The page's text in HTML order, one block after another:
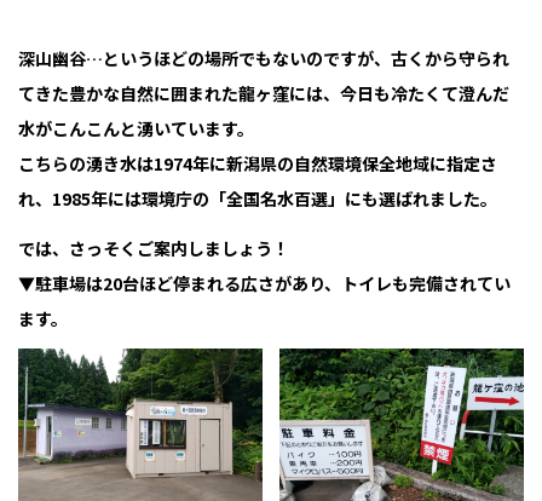
深山幽谷…というほどの場所でもないのですが、古くから守られ
てきた豊かな自然に囲まれた龍ヶ窪には、今日も冷たくて澄んだ
水がこんこんと湧いています。
こちらの湧き水は1974年に新潟県の自然環境保全地域に指定さ
れ、1985年には環境庁の「全国名水百選」にも選ばれました。
では、さっそくご案内しましょう！
▼駐車場は20台ほど停まれる広さがあり、トイレも完備されてい
ます。